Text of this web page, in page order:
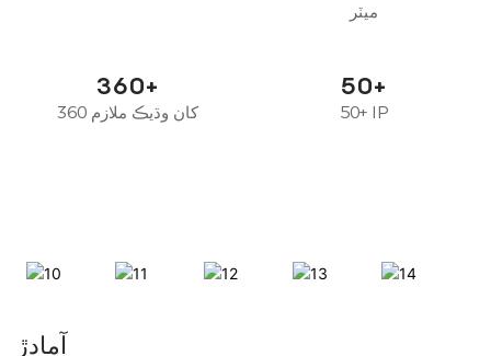
ميٽر
360+
360 کان وڌيڪ ملازم
50+
50+ IP